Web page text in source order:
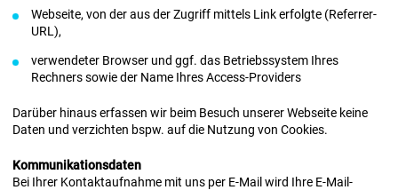
Webseite, von der aus der Zugriff mittels Link erfolgte (Referrer-
URL),
verwendeter Browser und ggf. das Betriebssystem Ihres
Rechners sowie der Name Ihres Access-Providers
Darüber hinaus erfassen wir beim Besuch unserer Webseite keine
Daten und verzichten bspw. auf die Nutzung von Cookies.
Kommunikationsdaten
Bei Ihrer Kontaktaufnahme mit uns per E-Mail wird Ihre E-Mail-